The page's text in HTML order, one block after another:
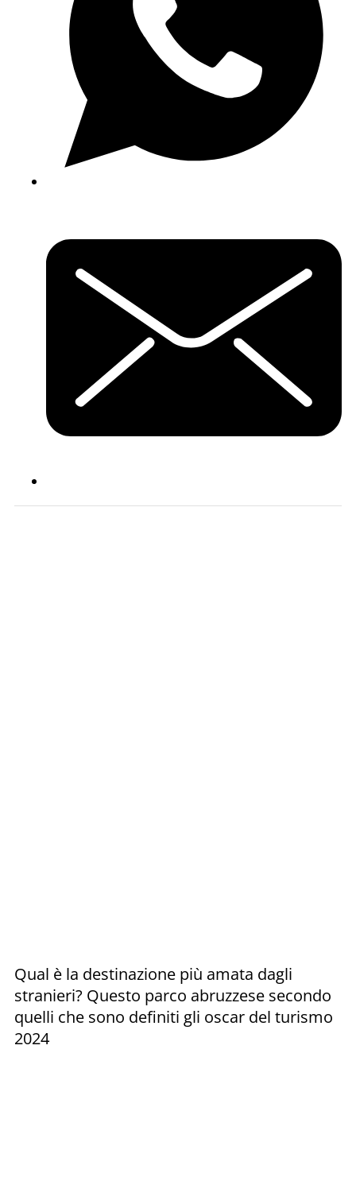
Qual è la destinazione più amata dagli
stranieri? Questo parco abruzzese secondo
quelli che sono definiti gli oscar del turismo
2024